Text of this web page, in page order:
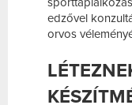
edzővel
orvos